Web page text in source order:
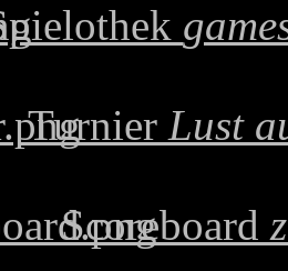
Turnier Lust
Scoreboard